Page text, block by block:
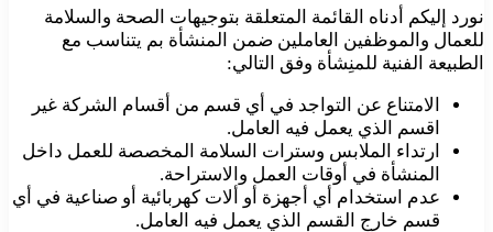
نورد إليكم أدناه القائمة المتعلقة بتوجيهات الصحة والسلامة
للعمال والموظفين العاملين ضمن المنشأة بم يتناسب مع
الطبيعة الفنية للمنِشأة وفق التالي:
الامتناع عن التواجد في أي قسم من أقسام الشركة غير
اقسم الذي يعمل فيه العامل.
ارتداء الملابس وسترات السلامة المخصصة للعمل داخل
المنشأة في أوقات العمل والاستراحة.
عدم استخدام أي أجهزة أو ألات كهربائية أو صناعية في أي
قسم خارج القسم الذي يعمل فيه العامل.